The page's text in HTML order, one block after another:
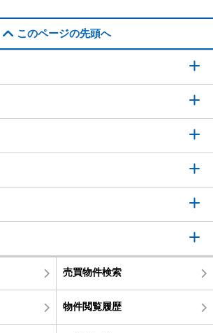
このページの先頭へ
売買物件検索
物件閲覧履歴